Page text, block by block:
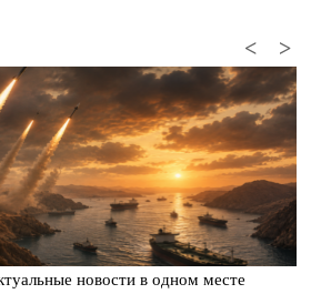
>
<
новости в одном месте